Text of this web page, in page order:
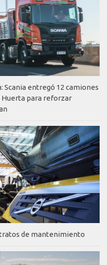
Scania entregó 12 camiones
Huerta para reforzar
de mantenimiento